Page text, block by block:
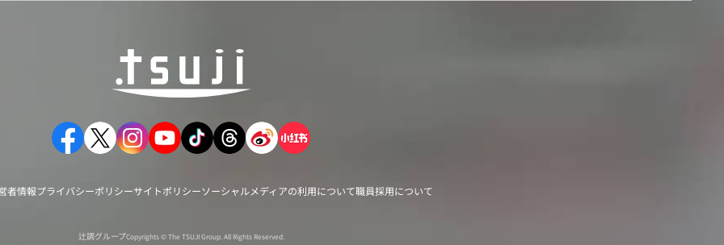
者情報プライバシーポリシーサイトポリシーソーシャルメディアの利用について職員採用について
辻調グループCopyrights © The TSUJI Group. All Rights Reserved.